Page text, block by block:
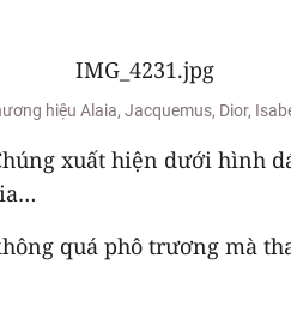
hiệu Alaia, Jacquemus, Dior,
xuất hiện dưới hình
quá phô trương mà